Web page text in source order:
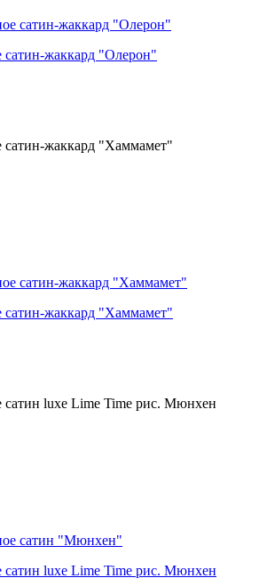
сатин-жаккард "Олерон"
сатин-жаккард "Хаммамет"
сатин-жаккард "Хаммамет"
сатин luxe Lime Time рис. Мюнхен
сатин luxe Lime Time рис. Мюнхен